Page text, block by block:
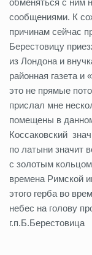
обменяться с ним
сообщениями. К
причинам сейчас
Берестовицу
из Лондона и
районная газета и
это не прямые
прислал мне
помещены в
Коссаковский
по латыни значит
с золотым
времена Римской
этого герба во
небес на голову
г.п.Б.Берестовица